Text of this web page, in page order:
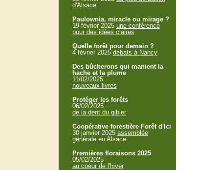
d'Alsace
Paulownia, miracle ou mirage ?
19 février 2025 une conférence
pour des idées claires
Quelle forêt pour demain ?
4 février 2025 débats à Nancy
Des bûcherons qui manient la
hache et la plume
11/02/2025
nouveaux livres
Protéger les forêts
06/02/2025
de la dent du gibier
Coopérative forestière Forêt d'Ici
30 janvier 2025 assemblée
générale en Alsace
Premières floraisons 2025
05/02/2025
au coeur de l'hiver